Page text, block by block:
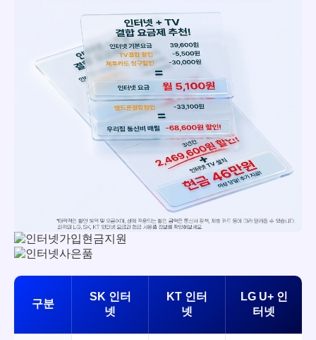
구분
SK 인터
넷
KT 인터
넷
LG U+ 인
터넷